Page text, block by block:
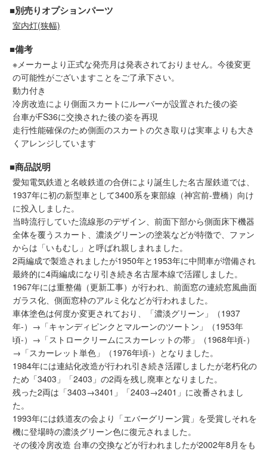
中国・四国
お役立ち情報
鉄道模型の情報 商品レビュー
メルマガ登録 LINEお友達登録
Infomation
ご注文方法
ヘルプページ
お問い合せ
ログイン/マイページ
お気に入りリスト
新規会員登録
会員ランクについて
会社概要
■別売りオプションパーツ
室内灯(狭幅)
■備考
※メーカーより正式な発売月は発表されておりません。今後変更
の可能性がございますことをご了承下さい。
動力付き
冷房改造により側面スカートにルーバーが設置された後の姿
台車がFS36に交換された後の姿を再現
走行性能確保のため側面のスカートの欠き取りは実車よりも大き
くアレンジしています
■商品説明
愛知電気鉄道と名岐鉄道の合併により誕生した名古屋鉄道では、
1937年に初の新型車として3400系を東部線（神宮前-豊橋）向け
に投入しました。
当時流行していた流線形のデザイン、前面下部から側面床下機器
全体を覆うスカート、濃淡グリーンの塗装などが特徴で、ファン
からは「いもむし」と呼ばれ親しまれました。
2両編成で製造されましたが1950年と1953年に中間車が増備され
最終的に4両編成になり引き続き名古屋本線で活躍しました。
1967年には重整備（更新工事）が行われ、前面窓の連続窓風曲面
ガラス化、側面窓枠のアルミ化などが行われました。
車体塗色は何度か変更されており、「濃淡グリーン」（1937
年-）→「キャンディピンクとマルーンのツートン」（1953年
頃-）→「ストロークリームにスカーレットの帯」（1968年頃-）
→「スカーレット単色」（1976年頃-）となりました。
1984年には連結化改造が行われ引き続き活躍しましたが老朽化の
ため「3403」「2403」の2両を残し廃車となりました。
残った2両は「3403→3401」「2403→2401」に改番されまし
た。
1993年には鉄道友の会より「エバーグリーン賞」を受賞しそれを
機に登場時の濃淡グリーン色に復元されました。
その後冷房改造 台車の交換などが行われましたが2002年8月をも